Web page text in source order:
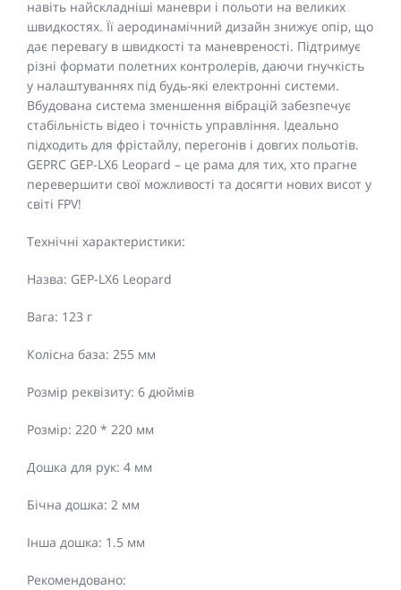
навіть найскладніші маневри і польоти на великих
швидкостях. Її аеродинамічний дизайн знижує опір, що
дає перевагу в швидкості та маневреності. Підтримує
різні формати полетних контролерів, даючи гнучкість
у налаштуваннях під будь-які електронні системи.
Вбудована система зменшення вібрацій забезпечує
стабільність відео і точність управління. Ідеально
підходить для фрістайлу, перегонів і довгих польотів.
GEPRC GEP-LX6 Leopard – це рама для тих, хто прагне
перевершити свої можливості та досягти нових висот у
світі FPV!
Технічні характеристики:
Назва: GEP-LX6 Leopard
Вага: 123 г
Колісна база: 255 мм
Розмір реквізиту: 6 дюймів
Розмір: 220 * 220 мм
Дошка для рук: 4 мм
Бічна дошка: 2 мм
Інша дошка: 1.5 мм
Рекомендовано: